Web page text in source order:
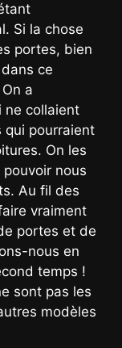
Si la chose
portes, bien
ce
a
ne collaient
qui pourraient
On les
nous
Au fil des
vraiment
portes et de
nous en
temps !
sont pas les
modèles